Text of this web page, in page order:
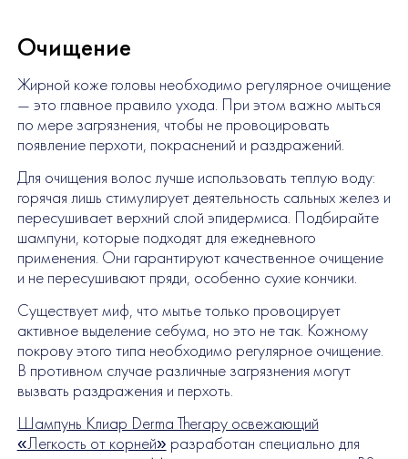
Очищение
Жирной коже головы необходимо регулярное очищение
— это главное правило ухода. При этом важно мыться
по мере загрязнения, чтобы не провоцировать
появление перхоти, покраснений и раздражений.
Для очищения волос лучше использовать теплую воду:
горячая лишь стимулирует деятельность сальных желез и
пересушивает верхний слой эпидермиса. Подбирайте
шампуни, которые подходят для ежедневного
применения. Они гарантируют качественное очищение
и не пересушивают пряди, особенно сухие кончики.
Существует миф, что мытье только провоцирует
активное выделение себума, но это не так. Кожному
покрову этого типа необходимо регулярное очищение.
В противном случае различные загрязнения могут
вызвать раздражения и перхоть.
Шампунь Клиар Derma Therapy освежающий
«Легкость от корней» разработан специально для